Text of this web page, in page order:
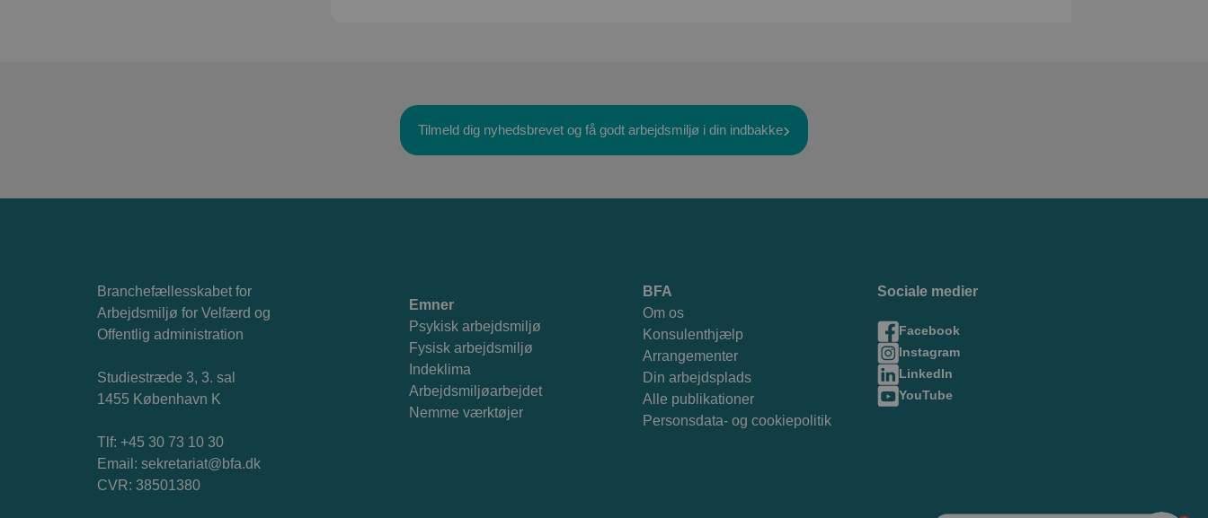
Tilmeld dig nyhedsbrevet og få godt arbejdsmiljø i din indbakke
Branchefællesskabet for
Arbejdsmiljø for Velfærd og
Offentlig administration
Studiestræde 3, 3. sal
1455 København K
Tlf: +45 30 73 10 30
Email: sekretariat@bfa.dk
CVR: 38501380
Emner
Psykisk arbejdsmiljø
Fysisk arbejdsmiljø
Indeklima
Arbejdsmiljøarbejdet
Nemme værktøjer
BFA
Om os
Konsulenthjælp
Arrangementer
Din arbejdsplads
Alle publikationer
Personsdata- og cookiepolitik
Sociale medier
Facebook
Instagram
LinkedIn
YouTube